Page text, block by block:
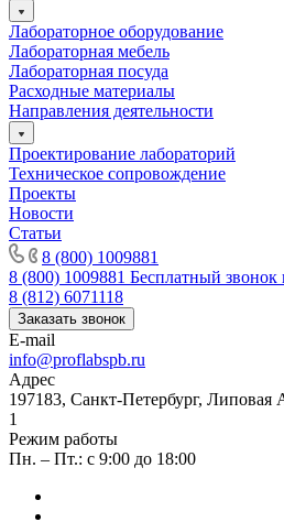
Лабораторное оборудование
Лабораторная мебель
Лабораторная посуда
Расходные материалы
Направления деятельности
Проектирование лабораторий
Техническое сопровождение
Проекты
Новости
Статьи
8 (800) 1009881
8 (800) 1009881 Бесплатный звонок
8 (812) 6071118
Заказать звонок
E-mail
info@proflabspb.ru
Адрес
197183, Санкт-Петербург,
1
Режим работы
Пн. – Пт.: с 9:00 до 18:00